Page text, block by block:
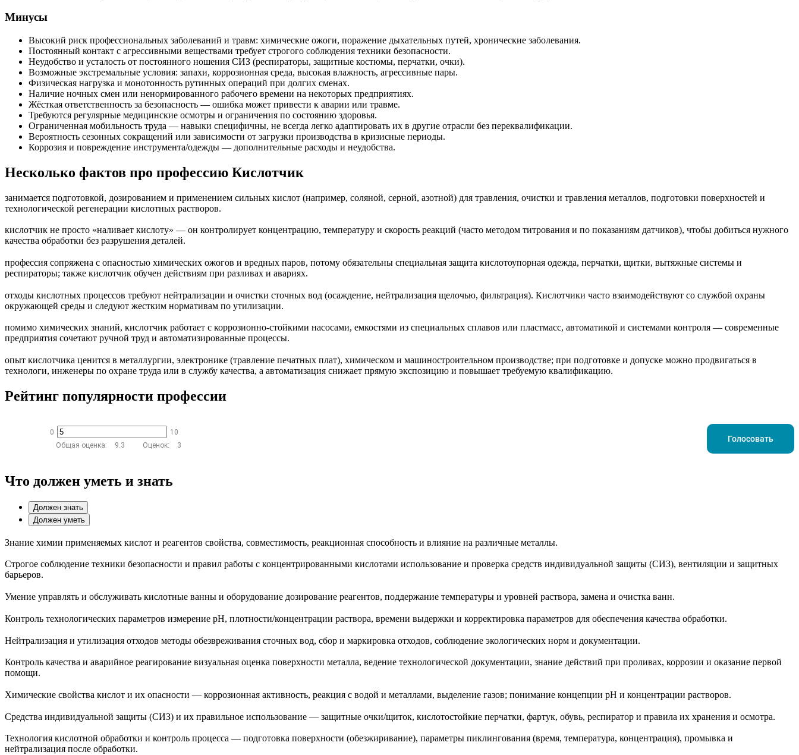
Минусы
Высокий риск профессиональных заболеваний и травм: химические ожоги, поражение дыхательных путей, хронические заболевания.
Постоянный контакт с агрессивными веществами требует строгого соблюдения техники безопасности.
Неудобство и усталость от постоянного ношения СИЗ (респираторы, защитные костюмы, перчатки, очки).
Возможные экстремальные условия: запахи, коррозионная среда, высокая влажность, агрессивные пары.
Физическая нагрузка и монотонность рутинных операций при долгих сменах.
Наличие ночных смен или ненормированного рабочего времени на некоторых предприятиях.
Жёсткая ответственность за безопасность — ошибка может привести к аварии или травме.
Требуются регулярные медицинские осмотры и ограничения по состоянию здоровья.
Ограниченная мобильность труда — навыки специфичны, не всегда легко адаптировать их в другие отрасли без переквалификации.
Вероятность сезонных сокращений или зависимости от загрузки производства в кризисные периоды.
Коррозия и повреждение инструмента/одежды — дополнительные расходы и неудобства.
Несколько фактов про профессию Кислотчик
занимается подготовкой, дозированием и применением сильных кислот (например, соляной, серной, азотной) для травления, очистки и травления металлов, подготовки поверхностей и
технологической регенерации кислотных растворов.
кислотчик не просто «наливает кислоту» — он контролирует концентрацию, температуру и скорость реакций (часто методом титрования и по показаниям датчиков), чтобы добиться нужного
качества обработки без разрушения деталей.
профессия сопряжена с опасностью химических ожогов и вредных паров, потому обязательны специальная защита кислотоупорная одежда, перчатки, щитки, вытяжные системы и
респираторы; также кислотчик обучен действиям при разливах и авариях.
отходы кислотных процессов требуют нейтрализации и очистки сточных вод (осаждение, нейтрализация щелочью, фильтрация). Кислотчики часто взаимодействуют со службой охраны
окружающей среды и следуют жестким нормативам по утилизации.
помимо химических знаний, кислотчик работает с коррозионно-стойкими насосами, емкостями из специальных сплавов или пластмасс, автоматикой и системами контроля — современные
предприятия сочетают ручной труд и автоматизированные процессы.
опыт кислотчика ценится в металлургии, электронике (травление печатных плат), химическом и машиностроительном производстве; при подготовке и допуске можно продвигаться в
технологи, инженеры по охране труда или в службу качества, а автоматизация снижает прямую экспозицию и повышает требуемую квалификацию.
Рейтинг популярности профессии
0
10
Общая оценка:
9.3 Оценок: 3
Голосовать
Что должен уметь и знать
Должен знать
Должен уметь
Знание химии применяемых кислот и реагентов свойства, совместимость, реакционная способность и влияние на различные металлы.
Строгое соблюдение техники безопасности и правил работы с концентрированными кислотами использование и проверка средств индивидуальной защиты (СИЗ), вентиляции и защитных
барьеров.
Умение управлять и обслуживать кислотные ванны и оборудование дозирование реагентов, поддержание температуры и уровней раствора, замена и очистка ванн.
Контроль технологических параметров измерение pH, плотности/концентрации раствора, времени выдержки и корректировка параметров для обеспечения качества обработки.
Нейтрализация и утилизация отходов методы обезвреживания сточных вод, сбор и маркировка отходов, соблюдение экологических норм и документации.
Контроль качества и аварийное реагирование визуальная оценка поверхности металла, ведение технологической документации, знание действий при проливах, коррозии и оказание первой
помощи.
Химические свойства кислот и их опасности — коррозионная активность, реакция с водой и металлами, выделение газов; понимание концепции pH и концентрации растворов.
Средства индивидуальной защиты (СИЗ) и их правильное использование — защитные очки/щиток, кислотостойкие перчатки, фартук, обувь, респиратор и правила их хранения и осмотра.
Технология кислотной обработки и контроль процесса — подготовка поверхности (обезжиривание), параметры пиклингования (время, температура, концентрация), промывка и
нейтрализация после обработки.